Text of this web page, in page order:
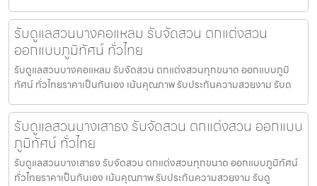
รับดูแลสวนบางคอแหลม รับจัดสวน ตกแต่งสวน
ออกแบบภูมิทัศน์ ทั่วไทย
รับดูแลสวนบางคอแหลม รับจัดสวน ตกแต่งสวนทุกขนาด ออกแบบภูมิ
ทัศน์ ทั่วไทยราคาเป็นกันเอง เน้นคุณภาพ รับประกันความสวยงาม รับด
รับดูแลสวนบางเสาธง รับจัดสวน ตกแต่งสวน ออกแบบ
ภูมิทัศน์ ทั่วไทย
รับดูแลสวนบางเสาธง รับจัดสวน ตกแต่งสวนทุกขนาด ออกแบบภูมิทัศน์
ทั่วไทยราคาเป็นกันเอง เน้นคุณภาพ รับประกันความสวยงาม รับดู